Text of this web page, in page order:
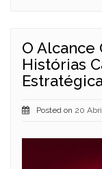
O Alcance
Histórias
Posted on 20